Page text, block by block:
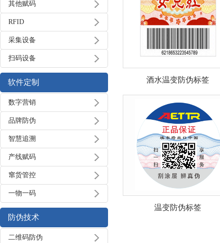
其他赋码
RFID
采集设备
扫码设备
软件定制
数字营销
品牌防伪
智慧追溯
产线赋码
窜货管控
一物一码
防伪技术
二维码防伪
酒水温变防伪标签
温变防伪标签